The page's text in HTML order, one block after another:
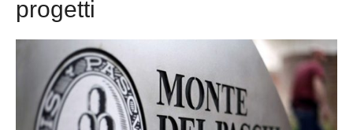
progetti